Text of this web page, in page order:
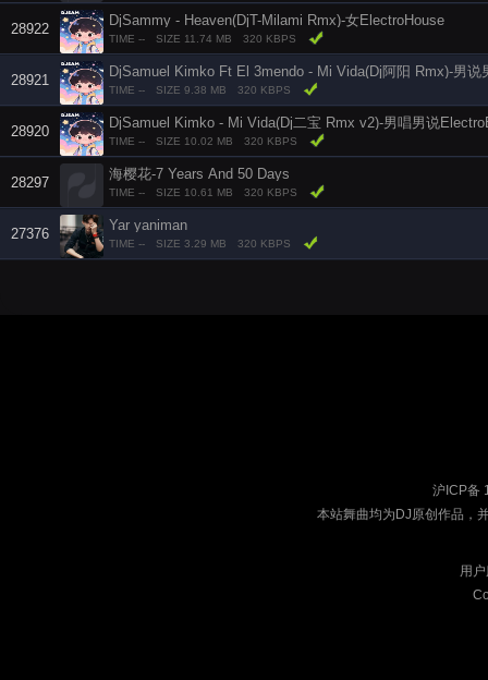
28922
DjSammy - Heaven(DjT-Milami Rmx)-女ElectroHouse
TIME -- SIZE 11.74 MB 320 KBPS
28921
TIME -- SIZE 9.38 MB 320 KBPS
28920
DjSamuel Kimko - Mi Vida(Dj二宝 Rmx v2)-男唱男说
TIME -- SIZE 10.02 MB 320 KBPS
28297
海樱花-7 Years And 50 Days
TIME -- SIZE 10.61 MB 320 KBPS
27376
Yar yaniman
TIME -- SIZE 3.29 MB 320 KBPS
沪ICP备
本站舞曲均为DJ原创作品，
用